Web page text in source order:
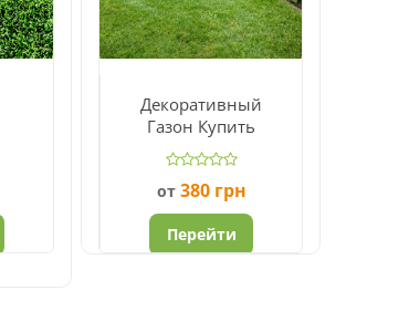
Декоративный
Газон Купить
от 380 грн
Перейти